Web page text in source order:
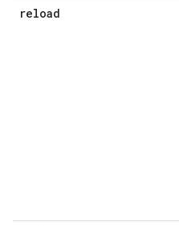
reload